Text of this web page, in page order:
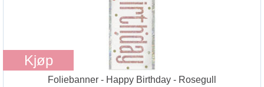
Kjøp
Foliebanner - Happy Birthday - Rosegull